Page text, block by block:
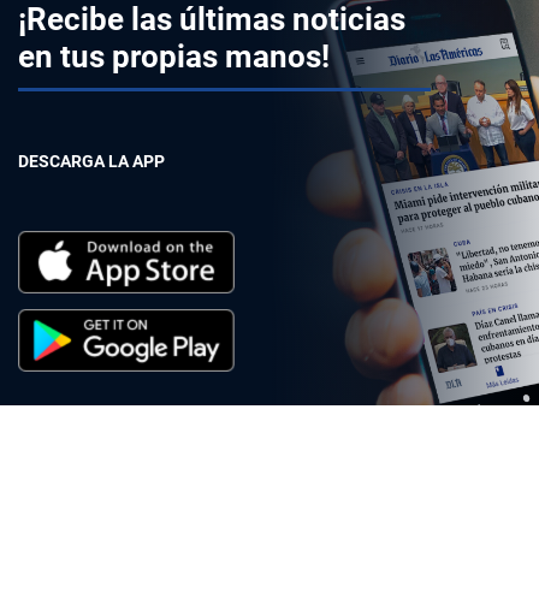
¡Recibe las últimas noticias
en tus propias manos!
DESCARGA LA APP